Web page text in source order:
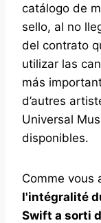
catálogo de
sello, al no
del contrato
utilizar las
más
d’autres
Universal
disponibles.
Comme vous
l'intégralité
Swift a sorti